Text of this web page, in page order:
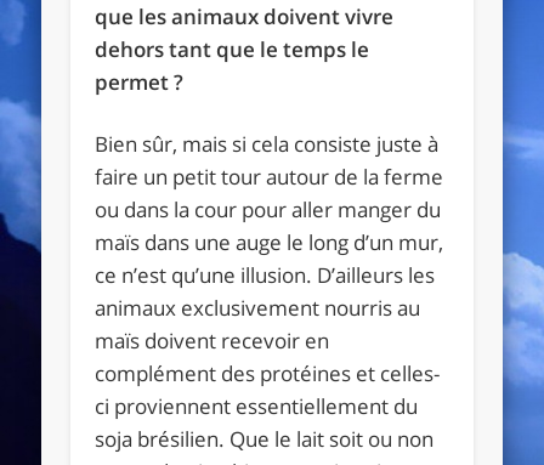
que les animaux doivent vivre
dehors tant que le temps le
permet ?
Bien sûr, mais si cela consiste juste à
faire un petit tour autour de la ferme
ou dans la cour pour aller manger du
maïs dans une auge le long d’un mur,
ce n’est qu’une illusion. D’ailleurs les
animaux exclusivement nourris au
maïs doivent recevoir en
complément des protéines et celles-
ci proviennent essentiellement du
soja brésilien. Que le lait soit ou non